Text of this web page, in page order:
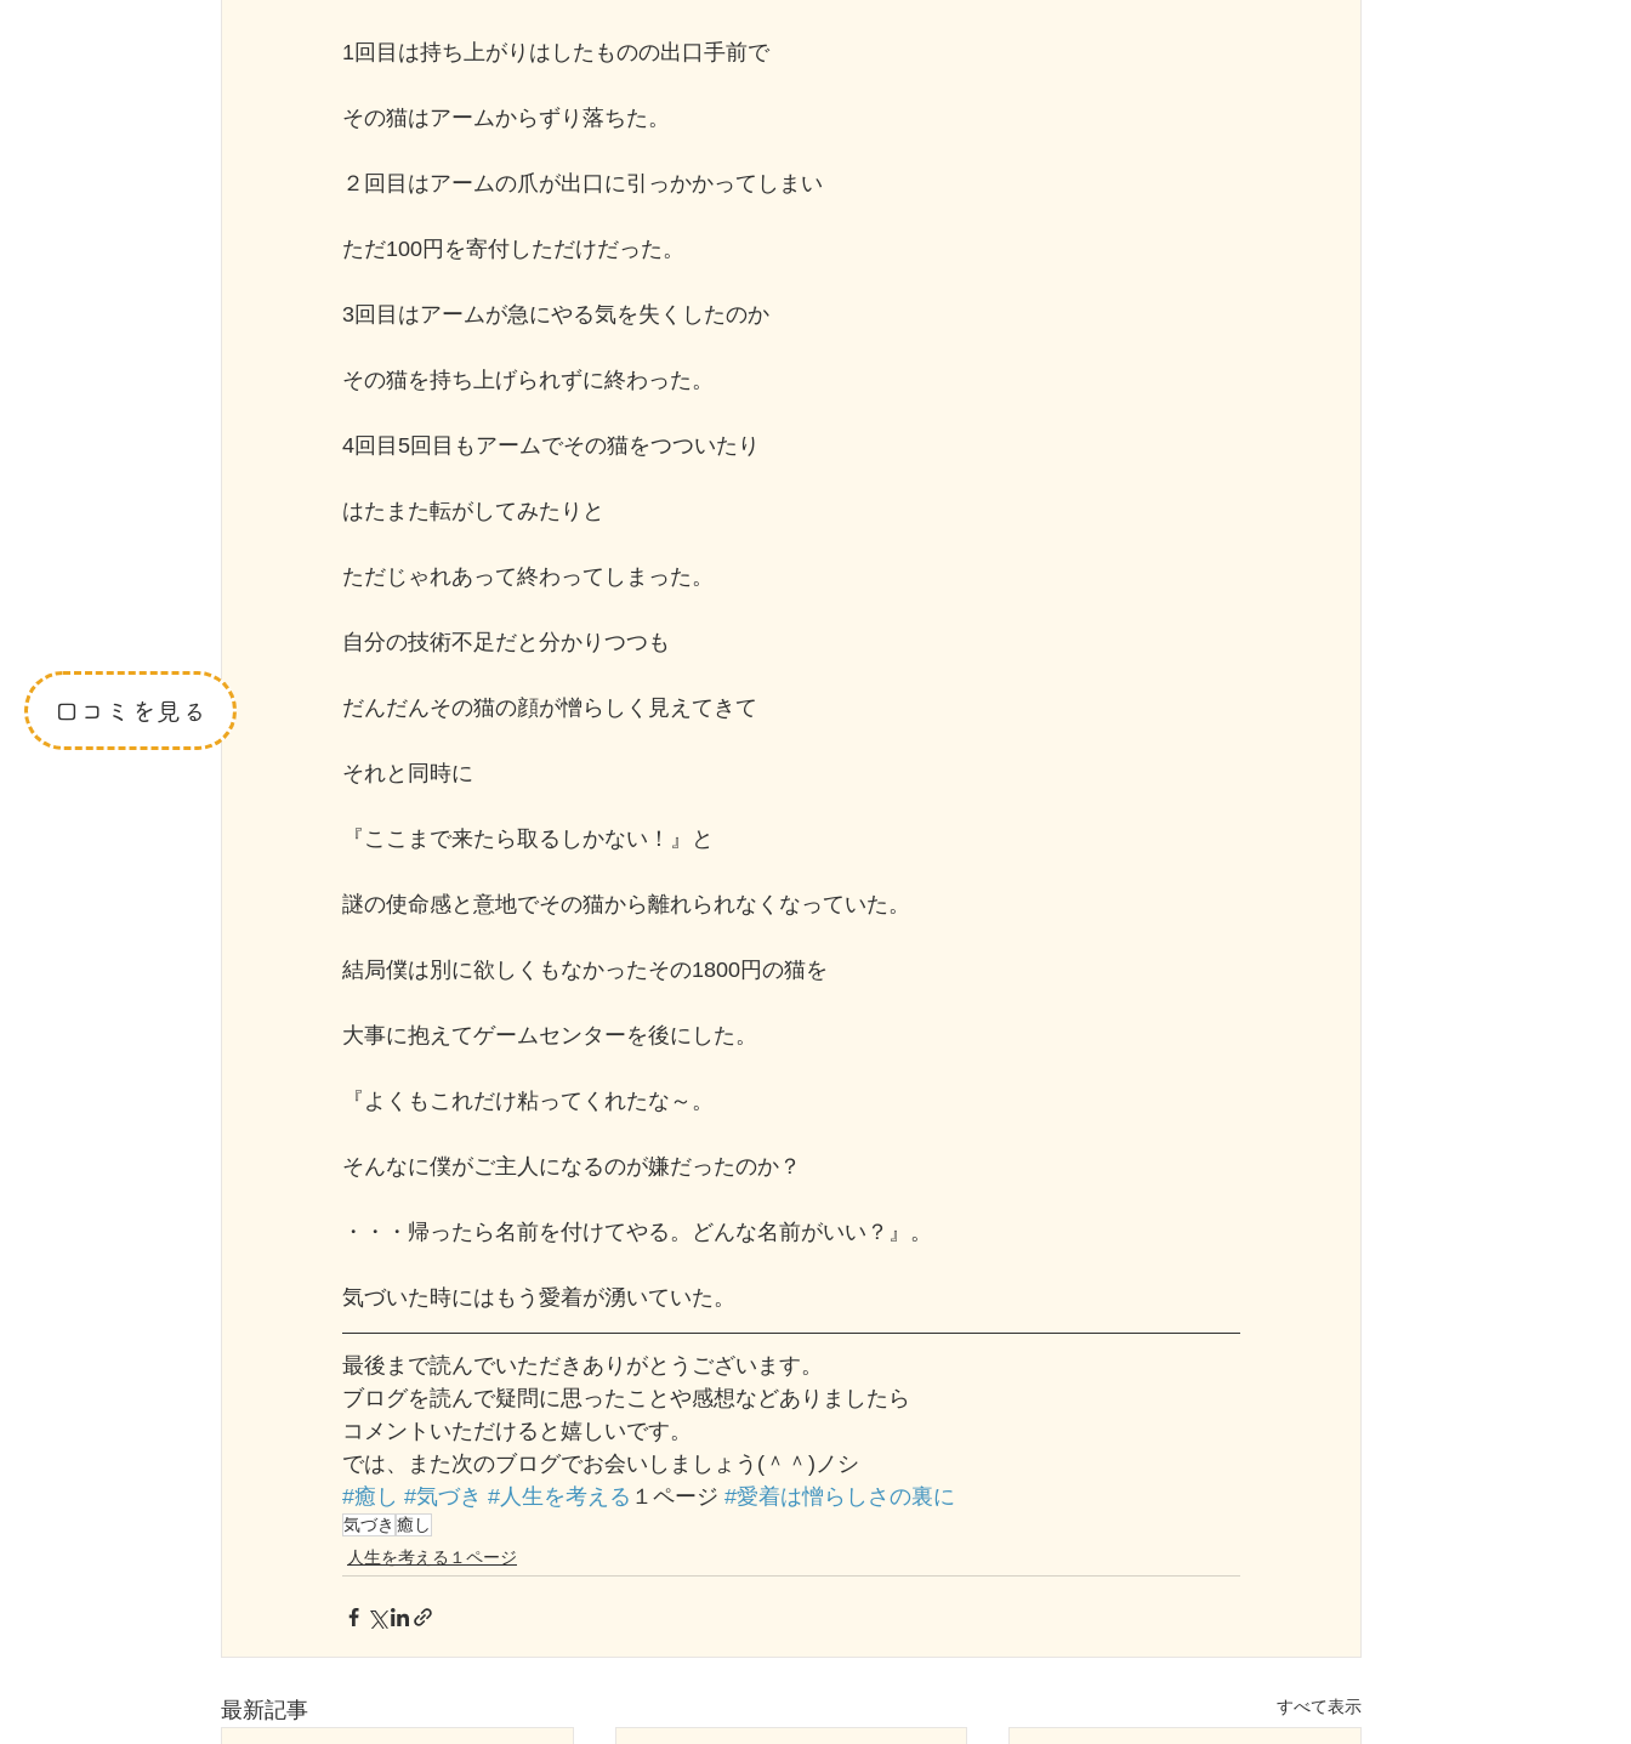
口コミを見る
1回目は持ち上がりはしたものの出口手前で
その猫はアームからずり落ちた。
２回目はアームの爪が出口に引っかかってしまい
ただ100円を寄付しただけだった。
3回目はアームが急にやる気を失くしたのか
その猫を持ち上げられずに終わった。
4回目5回目もアームでその猫をつついたり
はたまた転がしてみたりと
ただじゃれあって終わってしまった。
自分の技術不足だと分かりつつも
だんだんその猫の顔が憎らしく見えてきて
それと同時に
『ここまで来たら取るしかない！』と
謎の使命感と意地でその猫から離れられなくなっていた。
結局僕は別に欲しくもなかったその1800円の猫を
大事に抱えてゲームセンターを後にした。
『よくもこれだけ粘ってくれたな～。
そんなに僕がご主人になるのが嫌だったのか？
・・・帰ったら名前を付けてやる。どんな名前がいい？』。
気づいた時にはもう愛着が湧いていた。
最後まで読んでいただきありがとうございます。
ブログを読んで疑問に思ったことや感想などありましたら
コメントいただけると嬉しいです。
では、また次のブログでお会いしましょう(＾＾)ノシ
#癒し #気づき #人生を考える １ページ #愛着は憎らしさの裏に
気づき 癒し
人生を考える１ページ
最新記事 すべて表示